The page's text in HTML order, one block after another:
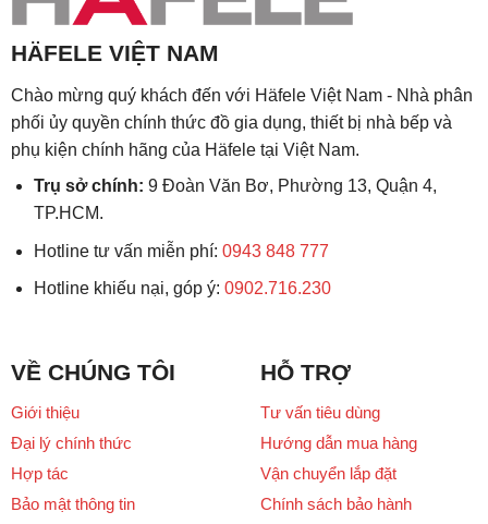
HÄFELE VIỆT NAM
Chào mừng quý khách đến với Häfele Việt Nam - Nhà phân
phối ủy quyền chính thức đồ gia dụng, thiết bị nhà bếp và
phụ kiện chính hãng của Häfele tại Việt Nam.
Trụ sở chính: 9 Đoàn Văn Bơ, Phường 13, Quận 4,
TP.HCM.
Hotline tư vấn miễn phí: 0943 848 777
Hotline khiếu nại, góp ý: 0902.716.230
VỀ CHÚNG TÔI
Giới thiệu
Đại lý chính thức
Hợp tác
Bảo mật thông tin
HỖ TRỢ
Tư vấn tiêu dùng
Hướng dẫn mua hàng
Vận chuyển lắp đặt
Chính sách bảo hành